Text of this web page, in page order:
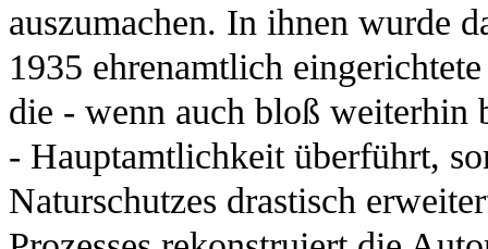
auszumachen. In ihnen wurde
1935 ehrenamtlich
die - wenn auch bloß weiterhin
- Hauptamtlichkeit überführt,
Naturschutzes drastisch